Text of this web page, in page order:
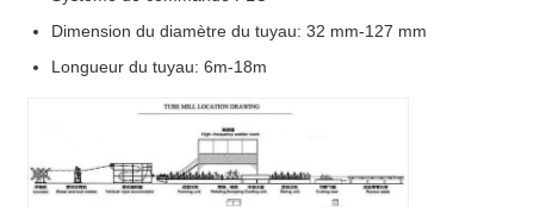
Dimension du diamètre du tuyau: 32 mm-127 mm
Longueur du tuyau: 6m-18m